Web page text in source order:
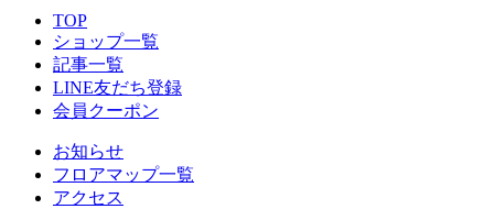
TOP
ショップ一覧
記事一覧
LINE友だち登録
会員クーポン
お知らせ
フロアマップ一覧
アクセス